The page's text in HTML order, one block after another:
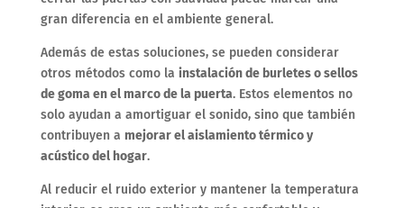
gran diferencia en el ambiente general.
Además de estas soluciones, se pueden considerar
otros métodos como la instalación de burletes o sellos
de goma en el marco de la puerta. Estos elementos no
solo ayudan a amortiguar el sonido, sino que también
contribuyen a mejorar el aislamiento térmico y
acústico del hogar.
Al reducir el ruido exterior y mantener la temperatura